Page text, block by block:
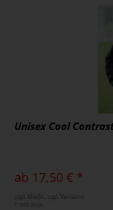
Unisex Cool
ab 17,50 € *
zzgl. MwSt., zzgl. Versand